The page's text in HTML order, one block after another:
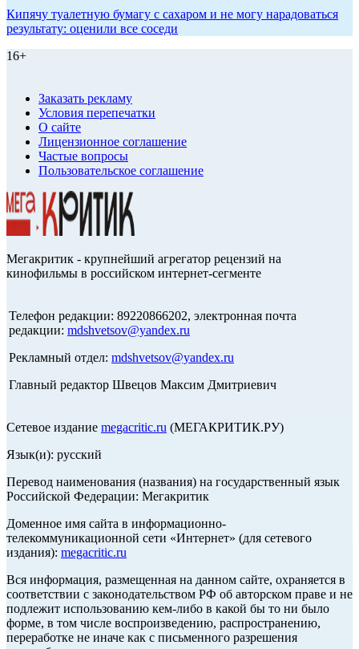
Кипячу туалетную бумагу с сахаром и не могу нарадоваться
результату: оценили все соседи
16+
Заказать рекламу
Условия перепечатки
О сайте
Лицензионное соглашение
Частые вопросы
Пользовательское соглашение
Мегакритик - крупнейший агрегатор рецензий на
кинофильмы в российском интернет-сегменте
Телефон редакции: 89220866202, электронная почта
редакции: mdshvetsov@yandex.ru
Рекламный отдел: mdshvetsov@yandex.ru
Главный редактор Швецов Максим Дмитриевич
Сетевое издание megacritic.ru (МЕГАКРИТИК.РУ)
Язык(и): русский
Перевод наименования (названия) на государственный язык
Российской Федерации: Мегакритик
Доменное имя сайта в информационно-
телекоммуникационной сети «Интернет» (для сетевого
издания): megacritic.ru
Вся информация, размещенная на данном сайте, охраняется в
соответствии с законодательством РФ об авторском праве и не
подлежит использованию кем-либо в какой бы то ни было
форме, в том числе воспроизведению, распространению,
переработке не иначе как с письменного разрешения